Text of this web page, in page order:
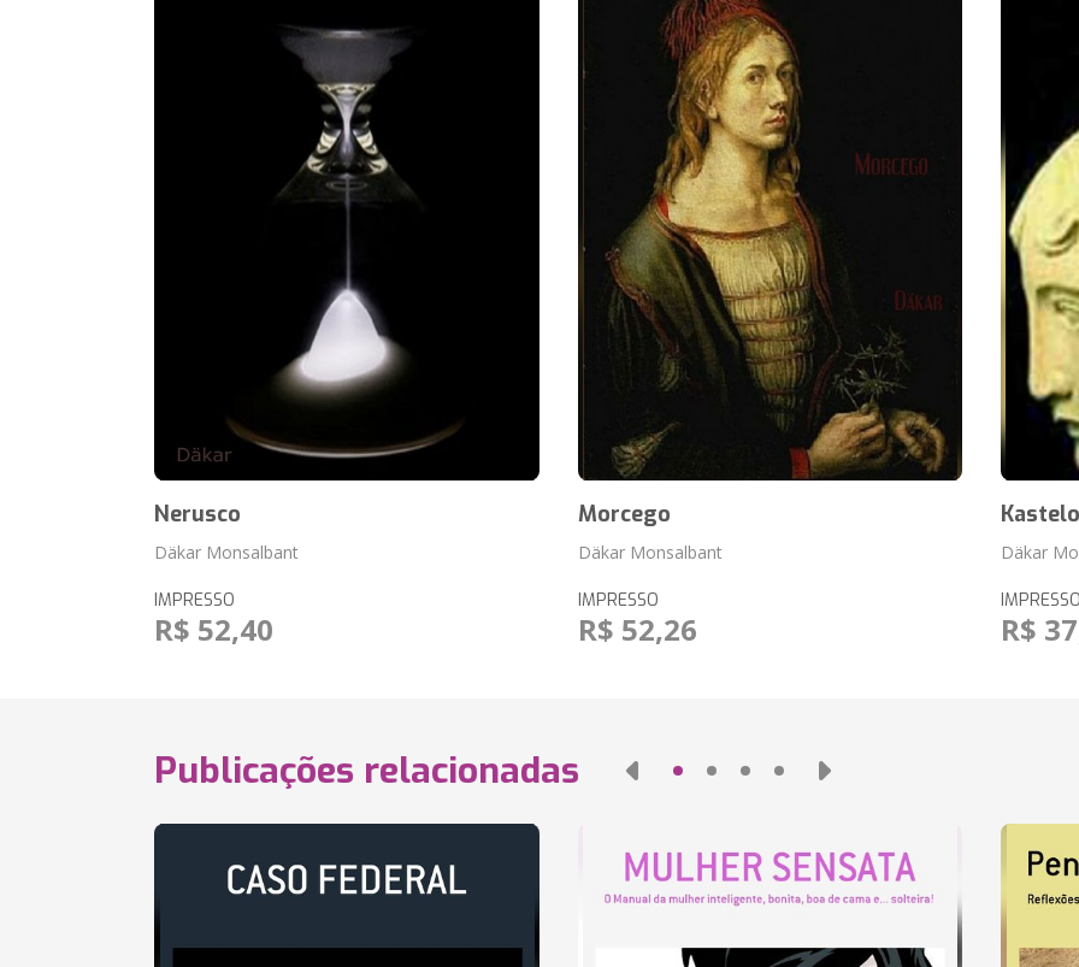
Nerusco
Däkar Monsalbant
IMPRESSO
R$ 52,40
Morcego
Däkar Monsalbant
IMPRESSO
R$ 52,26
Däkar
R$
Publicações relacionadas